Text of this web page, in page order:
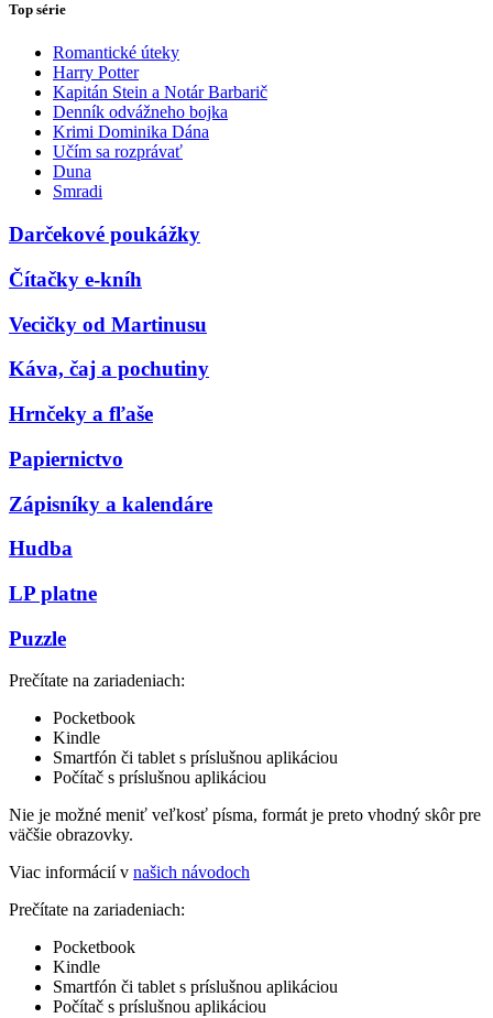
Top série
Romantické úteky
Harry Potter
Kapitán Stein a Notár Barbarič
Denník odvážneho bojka
Krimi Dominika Dána
Učím sa rozprávať
Duna
Smradi
Darčekové poukážky
Čítačky e-kníh
Vecičky od Martinusu
Káva, čaj a pochutiny
Hrnčeky a fľaše
Papiernictvo
Zápisníky a kalendáre
Hudba
LP platne
Puzzle
Prečítate na zariadeniach:
Pocketbook
Kindle
Smartfón či tablet s príslušnou aplikáciou
Počítač s príslušnou aplikáciou
Nie je možné meniť veľkosť písma, formát je preto vhodný skôr pre
väčšie obrazovky.
Viac informácií v našich návodoch
Prečítate na zariadeniach:
Pocketbook
Kindle
Smartfón či tablet s príslušnou aplikáciou
Počítač s príslušnou aplikáciou